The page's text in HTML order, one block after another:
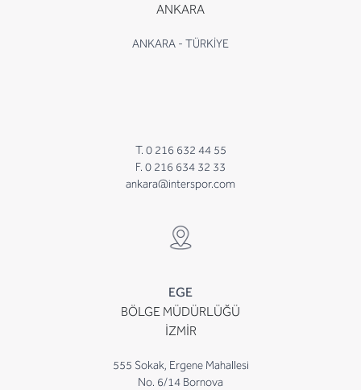
ANKARA
ANKARA - TÜRKİYE
T. 0 216 632 44 55
F. 0 216 634 32 33
ankara@interspor.com
EGE
BÖLGE MÜDÜRLÜĞÜ
İZMİR
555 Sokak, Ergene Mahallesi
No. 6/14 Bornova